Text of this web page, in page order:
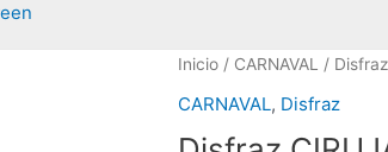
Inicio / CARNAVAL /
CARNAVAL, Disfraz